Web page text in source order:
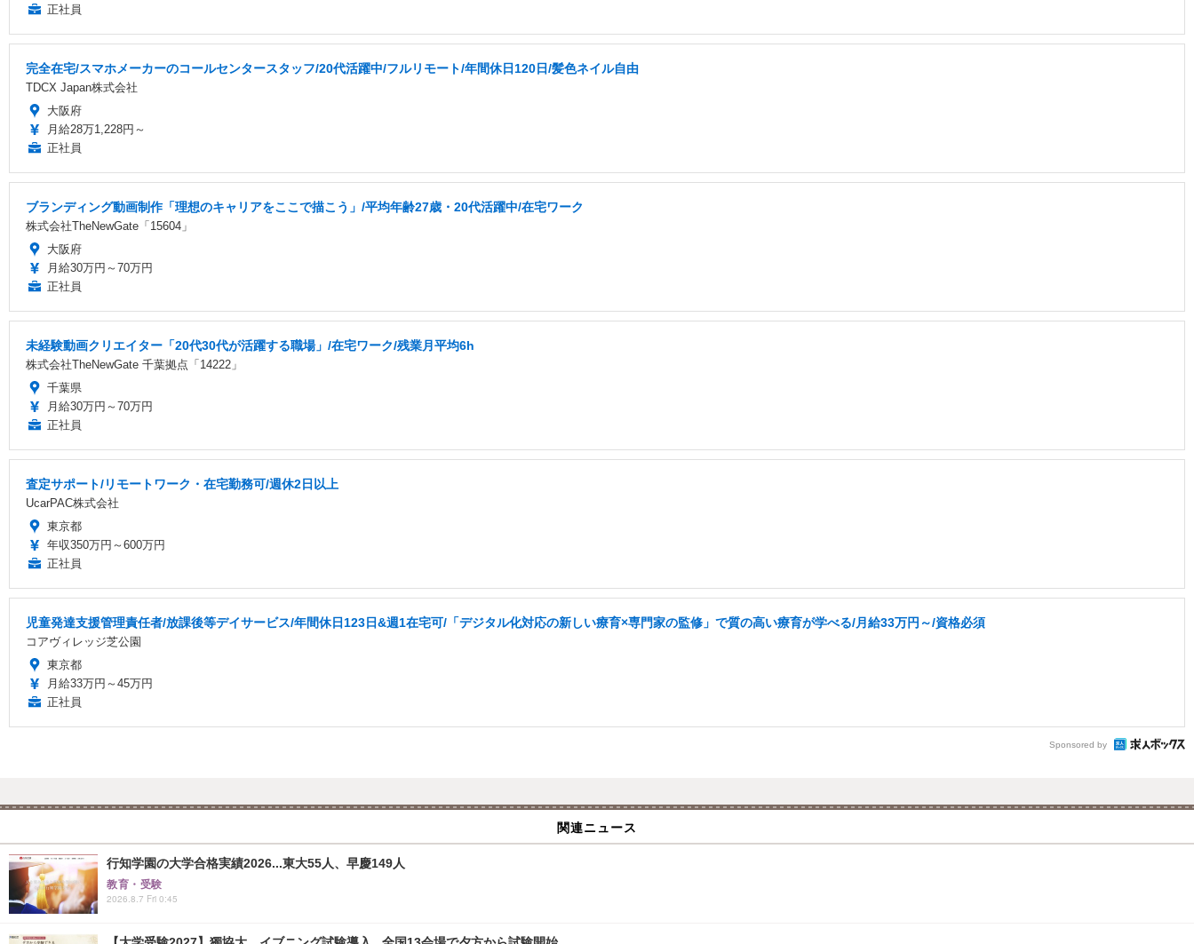
正社員
完全在宅/スマホメーカーのコールセンタースタッフ/20代活躍中/フルリモート/年間休日120日/髪色ネイル自由
TDCX Japan株式会社
大阪府
月給28万1,228円～
正社員
ブランディング動画制作「理想のキャリアをここで描こう」/平均年齢27歳・20代活躍中/在宅ワーク
株式会社TheNewGate「15604」
大阪府
月給30万円～70万円
正社員
未経験動画クリエイター「20代30代が活躍する職場」/在宅ワーク/残業月平均6h
株式会社TheNewGate 千葉拠点「14222」
千葉県
月給30万円～70万円
正社員
査定サポート/リモートワーク・在宅勤務可/週休2日以上
UcarPAC株式会社
東京都
年収350万円～600万円
正社員
児童発達支援管理責任者/放課後等デイサービス/年間休日123日&週1在宅可/「デジタル化対応の新しい療育×専門家の監修」で質の高い療育が学べる/月給33万円～/資格必須
コアヴィレッジ芝公園
東京都
月給33万円～45万円
正社員
Sponsored by
関連ニュース
行知学園の大学合格実績2026...東大55人、早慶149人
教育・受験
2026.8.7 Fri 0:45